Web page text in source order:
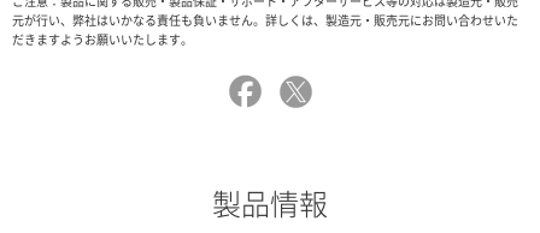
元が行い、弊社はいかなる責任も負いません。詳しくは、製造元・販売元にお問い合わせいた
だきますようお願いいたします。
製品情報